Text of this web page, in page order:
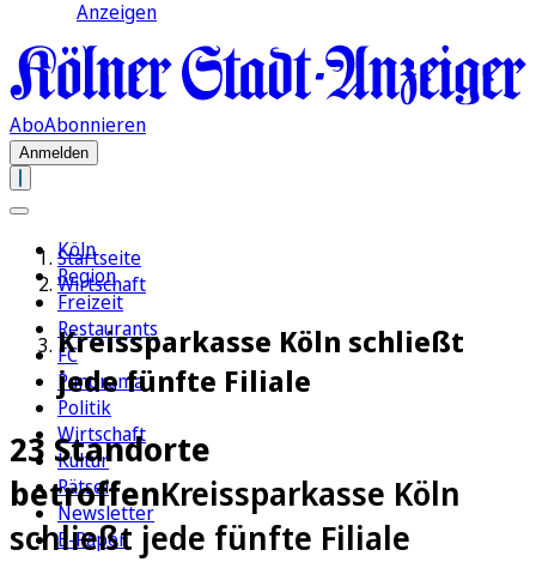
Anzeigen
AboAbonnieren
Anmelden
Köln
Region
Freizeit
Restaurants
FC
Panorama
Politik
Wirtschaft
Kultur
Rätsel
Newsletter
E-Paper
Startseite
Wirtschaft
Kreissparkasse Köln schließt
jede fünfte Filiale
23 Standorte
betroffenKreissparkasse Köln
schließt jede fünfte Filiale